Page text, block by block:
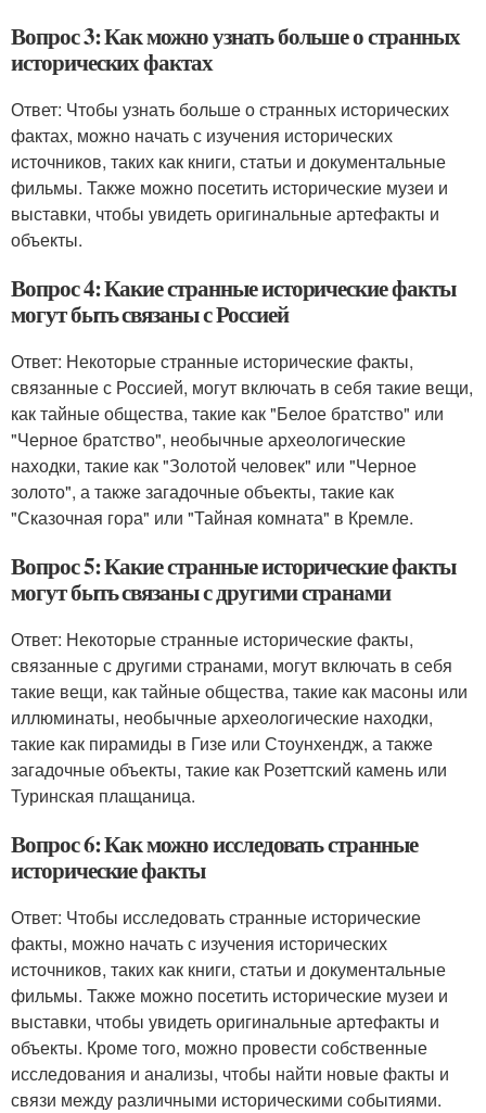
Вопрос 3: Как можно узнать больше о странных
исторических фактах
Ответ: Чтобы узнать больше о странных исторических
фактах, можно начать с изучения исторических
источников, таких как книги, статьи и документальные
фильмы. Также можно посетить исторические музеи и
выставки, чтобы увидеть оригинальные артефакты и
объекты.
Вопрос 4: Какие странные исторические факты
могут быть связаны с Россией
Ответ: Некоторые странные исторические факты,
связанные с Россией, могут включать в себя такие вещи,
как тайные общества, такие как "Белое братство" или
"Черное братство", необычные археологические
находки, такие как "Золотой человек" или "Черное
золото", а также загадочные объекты, такие как
"Сказочная гора" или "Тайная комната" в Кремле.
Вопрос 5: Какие странные исторические факты
могут быть связаны с другими странами
Ответ: Некоторые странные исторические факты,
связанные с другими странами, могут включать в себя
такие вещи, как тайные общества, такие как масоны или
иллюминаты, необычные археологические находки,
такие как пирамиды в Гизе или Стоунхендж, а также
загадочные объекты, такие как Розеттский камень или
Туринская плащаница.
Вопрос 6: Как можно исследовать странные
исторические факты
Ответ: Чтобы исследовать странные исторические
факты, можно начать с изучения исторических
источников, таких как книги, статьи и документальные
фильмы. Также можно посетить исторические музеи и
выставки, чтобы увидеть оригинальные артефакты и
объекты. Кроме того, можно провести собственные
исследования и анализы, чтобы найти новые факты и
связи между различными историческими событиями.